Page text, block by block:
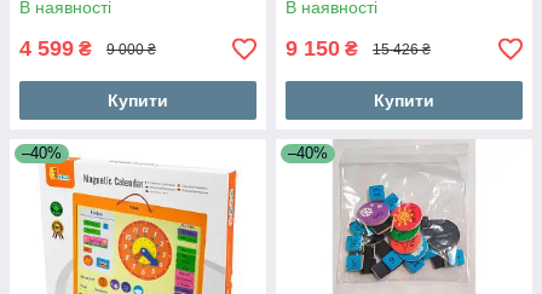
В наявності
4 599 ₴ 9 000 ₴
Купити
В наявності
9 150 ₴ 15 426 ₴
Купити
–40% –40%